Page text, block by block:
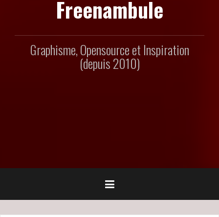
Freenambule
Graphisme, Opensource et Inspiration
(depuis 2010)